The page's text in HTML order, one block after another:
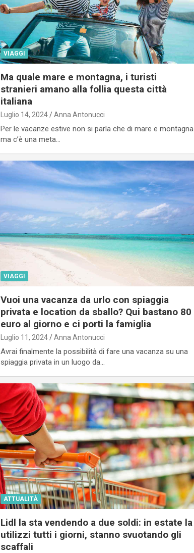
VIAGGI
Ma quale mare e montagna, i turisti
stranieri amano alla follia questa città
italiana
Luglio 14, 2024 Anna Antonucci
Per le vacanze estive non si parla che di mare e montagna
ma c’è una meta…
VIAGGI
Vuoi una vacanza da urlo con spiaggia
privata e location da sballo? Qui bastano 80
euro al giorno e ci porti la famiglia
Luglio 11, 2024 Anna Antonucci
Avrai finalmente la possibilità di fare una vacanza su una
spiaggia privata in un luogo da…
ATTUALITÀ
Lidl la sta vendendo a due soldi: in estate la
utilizzi tutti i giorni, stanno svuotando gli
scaffali